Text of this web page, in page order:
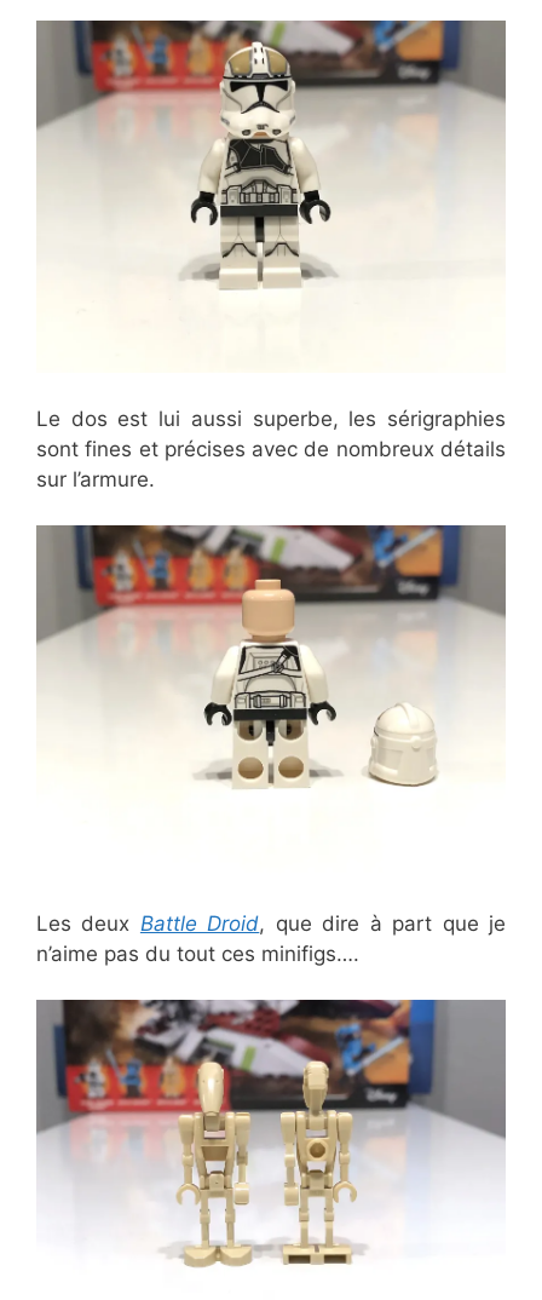
Le dos est lui aussi superbe, les sérigraphies
sont fines et précises avec de nombreux détails
sur l’armure.
Les deux Battle Droid, que dire à part que je
n’aime pas du tout ces minifigs….